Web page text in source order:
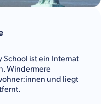
School ist ein Internat
Windermere
und liegt